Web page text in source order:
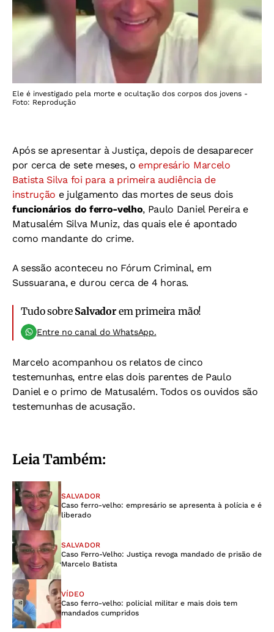
Ele é investigado pela morte e ocultação dos corpos dos jovens -
Foto: Reprodução
Após se apresentar à Justiça, depois de desaparecer
por cerca de sete meses, o empresário Marcelo
Batista Silva foi para a primeira audiência de
instrução e julgamento das mortes de seus dois
funcionários do ferro-velho, Paulo Daniel Pereira e
Matusalém Silva Muniz, das quais ele é apontado
como mandante do crime.
A sessão aconteceu no Fórum Criminal, em
Sussuarana, e durou cerca de 4 horas.
Tudo sobre Salvadorem primeira mão!
Entre no canal do WhatsApp.
Marcelo acompanhou os relatos de cinco
testemunhas, entre elas dois parentes de Paulo
Daniel e o primo de Matusalém. Todos os ouvidos são
testemunhas de acusação.
Leia Também:
SALVADOR
Caso ferro-velho: empresário se apresenta à polícia e é
liberado
SALVADOR
Caso Ferro-Velho: Justiça revoga mandado de prisão de
Marcelo Batista
VÍDEO
Caso ferro-velho: policial militar e mais dois tem
mandados cumpridos